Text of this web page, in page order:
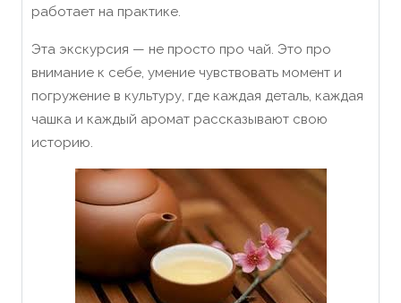
работает на практике.
Эта экскурсия — не просто про чай. Это про
внимание к себе, умение чувствовать момент и
погружение в культуру, где каждая деталь, каждая
чашка и каждый аромат рассказывают свою
историю.